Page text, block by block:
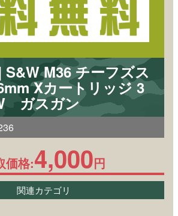
M36 チーフズス
Xカートリッジ 3
ガスガン
価格:4,000円
関連カテゴリ